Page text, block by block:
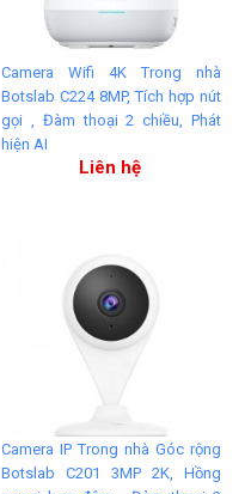
Camera Wifi 4K Trong nhà
Botslab C224 8MP, Tích hợp nút
gọi , Đàm thoại 2 chiều, Phát
hiện AI
Liên hệ
Camera IP Trong nhà Góc rộng
Botslab C201 3MP 2K, Hồng